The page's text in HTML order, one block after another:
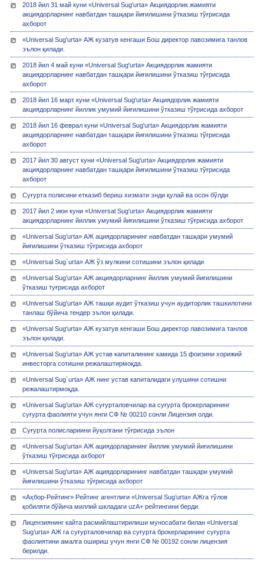
2018 йил 31 май куни «Universal Sug'urta» Акциядорлик жамияти
акциядорларнинг навбатдан ташқари йиғилишини ўтказиш тўғрисида
ахборот
«Universal Sug'urta» АЖ кузатув кенгаши Бош директор лавозимига танлов
эълон қилади.
2018 йил 4 май куни «Universal Sug'urta» Акциядорлик жамияти
акциядорларнинг навбатдан ташқари йиғилишини ўтказиш тўғрисида
ахборот
2018 йил 16 март куни «Universal Sug'urta» Акциядорлик жамияти
акциядорларнинг йиллик умумий йиғилишини ўтказиш тўғрисида ахборот
2018 йил 16 феврал куни «Universal Sug'urta» Акциядорлик жамияти
акциядорларнинг навбатдан ташқари йиғилишини ўтказиш тўғрисида
ахборот
2017 йил 30 август куни «Universal Sug'urta» Акциядорлик жамияти
акциядорларнинг навбатдан ташқари йиғилишини ўтказиш тўғрисида
ахборот
Суғурта полисини етказиб бериш хизмати энди қулай ва осон бўлди
2017 йил 2 июн куни «Universal Sug'urta» Акциядорлик жамияти
акциядорларнинг йиллик умумий йиғилишини ўтказиш тўғрисида ахборот
«Universal Sug’urta» АЖ ациядорларининг навбатдан ташқари умумий
йиғилишини ўтказиш тўғрисида ахборот
«Universal Sug`urta» АЖ ўз мулкини сотишини эълон қилади
«Universal Sug’urta» АЖ акциядорларнинг йиллик умумий йиғилишини
ўтказиш туғрисида ахборот
«Universal Sug'urta» АЖ ташқи аудит ўтказиш учун аудиторлик ташкилотини
танлаш бўйича тендер эълон қилади.
«Universal Sug'urta» АЖ кузатув кенгаши Бош директор лавозимига танлов
эълон қилади.
«Universal Sug’urta» АЖ устав капиталининг камида 15 фоизини хорижий
инвесторга сотишни режалаштирмоқда.
«Universal Sug`urta» АЖ нинг устав капиталидаги улушини сотишни
режалаштирмоқда.
«Univеrsal Sug’urta» АЖ суғурталовчилар ва суғурта брокерларининг
суғурта фаолияти учун янги СФ № 00210 сонли Лицензия олди.
Суғурта полислариини йуқолгани тўғрисида эълон
«Universal Sug’urta» АЖ ациядорларининг йиллик умумий йиғилишини
ўтказиш тўғрисида ахборот
«Universal Sug’urta» АЖ ациядорларининг навбатдан ташқари умумий
йиғилишини ўтказиш тўғрисида ахборот
«Аҳбор-Рейтинг» Рейтинг агентлиги «Universal Sug’urta» АЖга тўлов
қобиляти бўйича миллий шкладаги uzA+ рейтингини берди.
Лицензиянинг кайта расмийлаштирилиши муносабати билан «Univеrsal
Sug’urta» АЖ га суғурталовчилар ва суғурта брокерларининг суғурта
фаолиятини амалга ошириш учун янги СФ № 00192 сонли лицензия
берилди.